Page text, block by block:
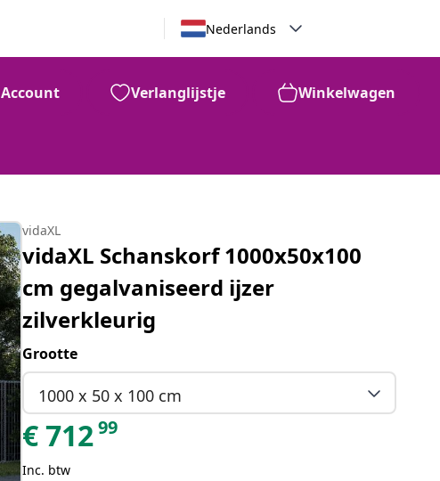
Nederlands
Account Verlanglijstje Winkelwagen
vidaXL
vidaXL Schanskorf 1000x50x100
cm gegalvaniseerd ijzer
zilverkleurig
Grootte
1000 x 50 x 100 cm
€71299
Inc. btw